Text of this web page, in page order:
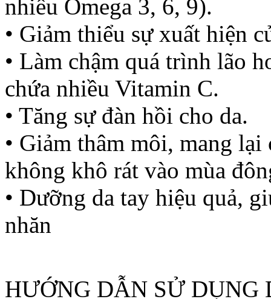
nhiều Omega 3, 6, 9).
• Giảm thiểu sự xuất hiện
• Làm chậm quá trình lão
chứa nhiều Vitamin C.
• Tăng sự đàn hồi cho da.
• Giảm thâm môi, mang
không khô rát vào mùa
• Dưỡng da tay hiệu quả,
nhăn
HƯỚNG DẪN SỬ